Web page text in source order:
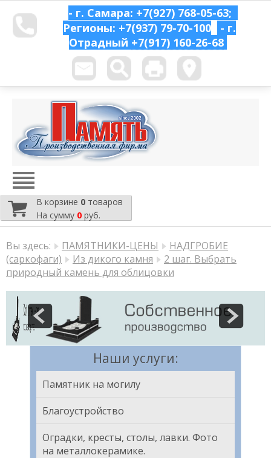
- г. Самара: +7(927) 768-05-63;
Регионы: +7(937) 79-70-100
- г.
Отрадный +7(917) 160-26-68
В корзине 0 товаров
На сумму 0 руб.
Вы здесь: ПАМЯТНИКИ-ЦЕНЫ
НАДГРОБИЕ
(саркофаги)
Из дикого камня
2 шаг. Выбрать
природный камень для облицовки
Наши услуги:
Памятник на могилу
Благоустройство
Оградки, кресты, столы, лавки. Фото
на металлокерамике.